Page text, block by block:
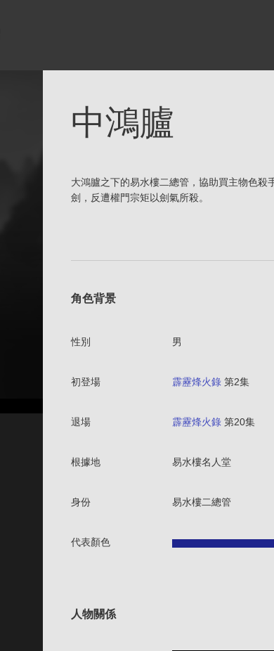
中鴻臚
大鴻臚之下的易水樓二總管，協助買主物色
劍，反遭權門宗矩以劍氣所殺。
角色背景
性別 男
初登場 霹靂烽火錄第2集
退場 霹靂烽火錄第20集
根據地 易水樓名人堂
身份 易水樓二總管
代表顏色
人物關係